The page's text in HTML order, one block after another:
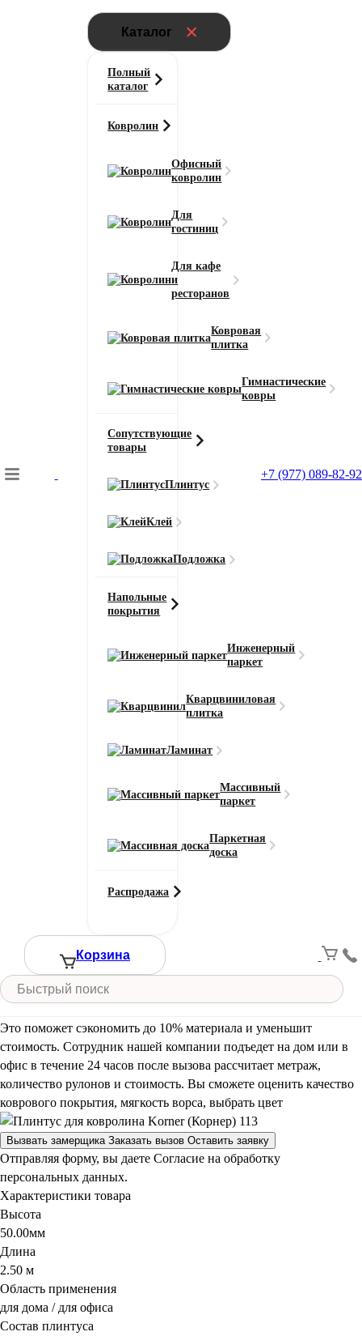
Каталог
Полный
каталог
Ковролин
Офисный
ковролин
Для
гостиниц
Для кафе
и
ресторанов
Ковровая
плитка
Гимнастические
ковры
Сопутствующие
товары
Плинтус
Клей
Подложка
Напольные
покрытия
Инженерный
паркет
Кварцвиниловая
плитка
Ламинат
Массивный
паркет
Паркетная
доска
Распродажа
+7 (977) 089-82-92
Корзина
Главная
Плинтус для ковролина Korner (Корнер)
Сопутствующие товары
Смотреть все характеристики
Или укажите нужное количество в м2
Итого: Итого к оплате:
Добавить в корзину
Это поможет сэкономить до 10% материала и уменьшит
стоимость. Сотрудник нашей компании подъедет на дом или в
офис в течение 24 часов после вызова рассчитает метраж,
количество рулонов и стоимость. Вы сможете оценить качество
коврового покрытия, мягкость ворса, выбрать цвет
Вызвать замерщика Заказать вызов Оставить заявку
Отправляя форму, вы даете Согласие на обработку
персональных данных.
Характеристики товара
Высота
50.00мм
Длина
2.50 м
Область применения
для дома / для офиса
Состав плинтуса